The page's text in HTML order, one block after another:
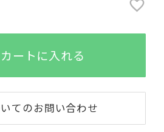
カートに入れる
てのお問い合わせ